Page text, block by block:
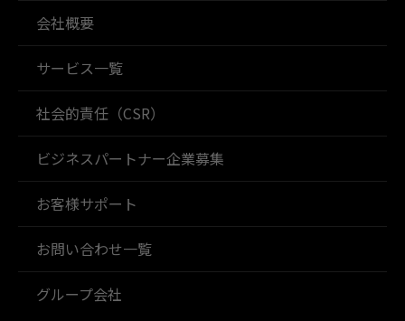
会社概要
サービス一覧
社会的責任（CSR）
ビジネスパートナー企業募集
お客様サポート
お問い合わせ一覧
グループ会社